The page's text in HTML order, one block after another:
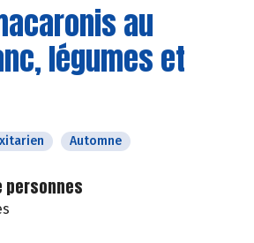
au
légumes et
Automne
personnes